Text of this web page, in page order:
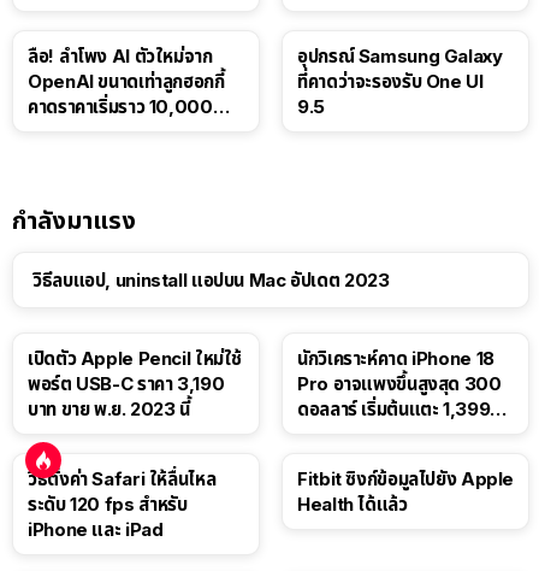
ลือ! ลำโพง AI ตัวใหม่จาก
OpenAI ขนาดเท่าลูกฮอกกี้
คาดราคาเริ่มราว 10,000
อุปกรณ์ Samsung Galaxy
ที่คาดว่าจะรองรับ One UI
9.5
กำลังมาแรง
วิธีลบแอป, uninstall แอปบน Mac อัปเดต 2023
เปิดตัว Apple Pencil ใหม่ใช้
พอร์ต USB-C ราคา 3,190
บาท ขาย พ.ย. 2023 นี้
นักวิเคราะห์คาด iPhone 18
Pro อาจแพงขึ้นสูงสุด 300
ดอลลาร์ เริ่มต้นแตะ 1,399
วิธีตั้งค่า Safari ให้ลื่นไหล
ระดับ 120 fps สำหรับ
iPhone และ iPad
Fitbit ซิงก์ข้อมูลไปยัง Apple
Health ได้แล้ว